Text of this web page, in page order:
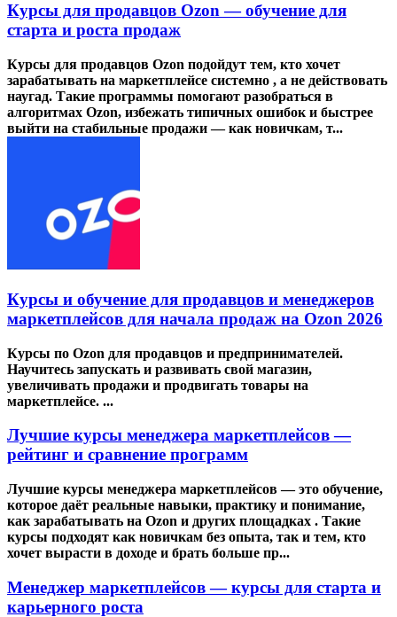
Курсы для продавцов Ozon — обучение для
старта и роста продаж
Курсы для продавцов Ozon подойдут тем, кто хочет
зарабатывать на маркетплейсе системно , а не действовать
наугад. Такие программы помогают разобраться в
алгоритмах Ozon, избежать типичных ошибок и быстрее
выйти на стабильные продажи — как новичкам, т...
Курсы и обучение для продавцов и менеджеров
маркетплейсов для начала продаж на Ozon 2026
Курсы по Ozon для продавцов и предпринимателей.
Научитесь запускать и развивать свой магазин,
увеличивать продажи и продвигать товары на
маркетплейсе. ...
Лучшие курсы менеджера маркетплейсов —
рейтинг и сравнение программ
Лучшие курсы менеджера маркетплейсов — это обучение,
которое даёт реальные навыки, практику и понимание,
как зарабатывать на Ozon и других площадках . Такие
курсы подходят как новичкам без опыта, так и тем, кто
хочет вырасти в доходе и брать больше пр...
Менеджер маркетплейсов — курсы для старта и
карьерного роста